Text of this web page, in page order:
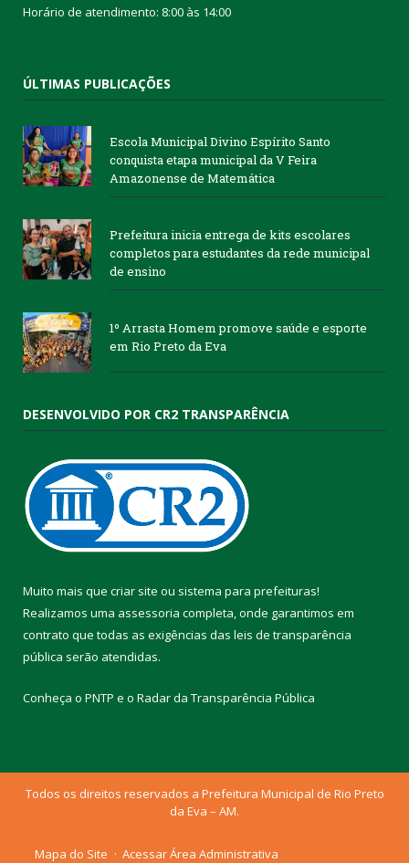
Horário de atendimento: 8:00 às 14:00
ÚLTIMAS PUBLICAÇÕES
Escola Municipal Divino Espírito Santo
conquista etapa municipal da V Feira
Amazonense de Matemática
Prefeitura inicia entrega de kits escolares
completos para estudantes da rede municipal
de ensino
1º Arrasta Homem promove saúde e esporte
em Rio Preto da Eva
DESENVOLVIDO POR CR2 TRANSPARÊNCIA
Muito mais que criar site ou sistema para prefeituras!
Realizamos uma assessoria completa, onde garantimos em
contrato que todas as exigências das leis de transparência
pública serão atendidas.
Conheça o PNTP e o Radar da Transparência Pública
Todos os direitos reservados a Prefeitura Municipal de Rio Preto
da Eva – AM.
Mapa do Site Acessar Área Administrativa